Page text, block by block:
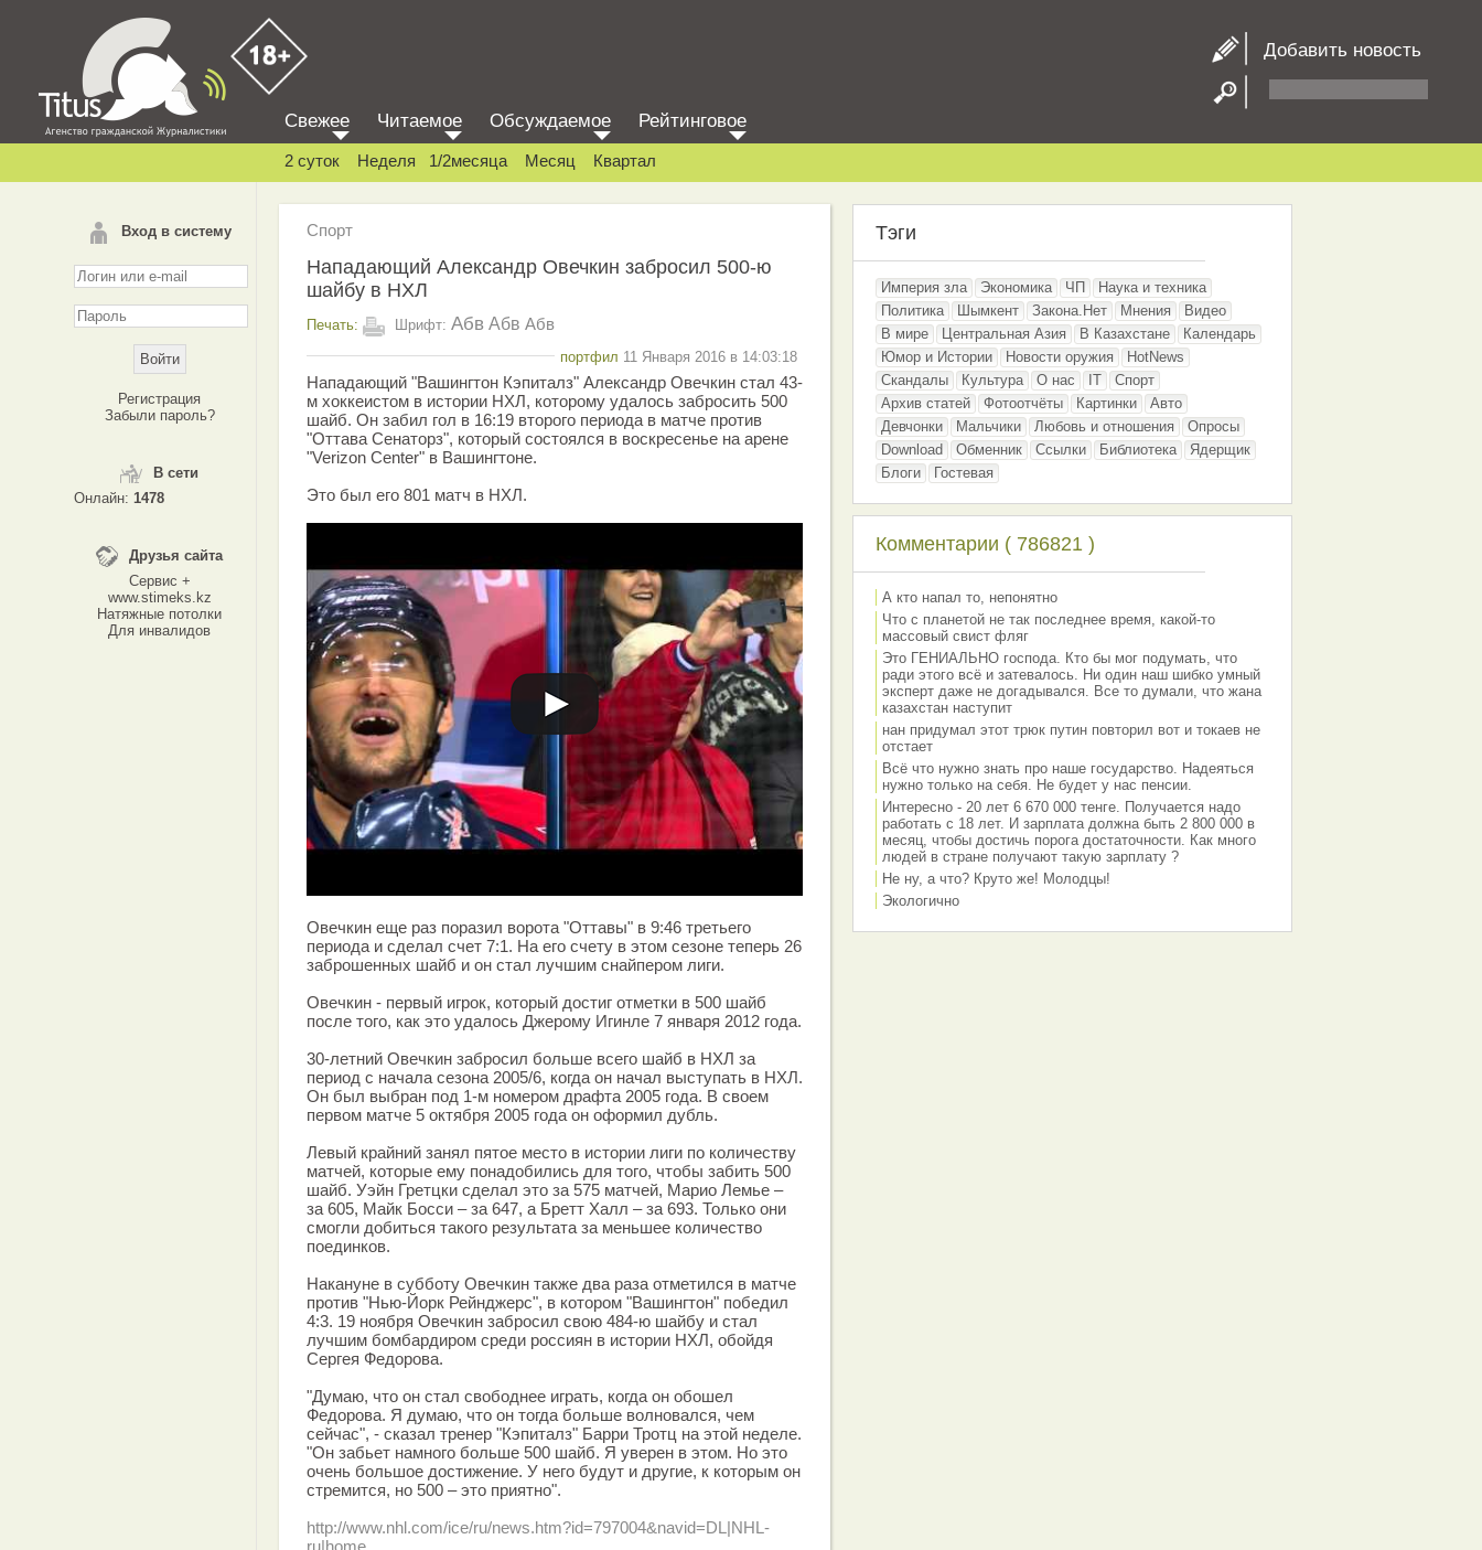
Добавить новость
Вход в систему
Регистрация
Забыли пароль?
В сети
Онлайн: 1478
Друзья сайта
Сервис +
www.stimeks.kz
Натяжные потолки
Для инвалидов
Свежее Читаемое Обсуждаемое Рейтинговое
2 суток Неделя 1/2месяца Месяц Квартал
Спорт
Нападающий Александр Овечкин забросил 500-ю
шайбу в НХЛ
Печать: Шрифт: Абв Абв Абв
портфил 11 Января 2016 в 14:03:18
Нападающий "Вашингтон Кэпиталз" Александр Овечкин стал 43-
м хоккеистом в истории НХЛ, которому удалось забросить 500
шайб. Он забил гол в 16:19 второго периода в матче против
"Оттава Сенаторз", который состоялся в воскресенье на арене
"Verizon Center" в Вашингтоне.
Это был его 801 матч в НХЛ.
Овечкин еще раз поразил ворота "Оттавы" в 9:46 третьего
периода и сделал счет 7:1. На его счету в этом сезоне теперь 26
заброшенных шайб и он стал лучшим снайпером лиги.
Овечкин - первый игрок, который достиг отметки в 500 шайб
после того, как это удалось Джерому Игинле 7 января 2012 года.
30-летний Овечкин забросил больше всего шайб в НХЛ за
период с начала сезона 2005/6, когда он начал выступать в НХЛ.
Он был выбран под 1-м номером драфта 2005 года. В своем
первом матче 5 октября 2005 года он оформил дубль.
Левый крайний занял пятое место в истории лиги по количеству
матчей, которые ему понадобились для того, чтобы забить 500
шайб. Уэйн Гретцки сделал это за 575 матчей, Марио Лемье –
за 605, Майк Босси – за 647, а Бретт Халл – за 693. Только они
смогли добиться такого результата за меньшее количество
поединков.
Накануне в субботу Овечкин также два раза отметился в матче
против "Нью-Йорк Рейнджерс", в котором "Вашингтон" победил
4:3. 19 ноября Овечкин забросил свою 484-ю шайбу и стал
лучшим бомбардиром среди россиян в истории НХЛ, обойдя
Сергея Федорова.
"Думаю, что он стал свободнее играть, когда он обошел
Федорова. Я думаю, что он тогда больше волновался, чем
сейчас", - сказал тренер "Кэпиталз" Барри Тротц на этой неделе.
"Он забьет намного больше 500 шайб. Я уверен в этом. Но это
очень большое достижение. У него будут и другие, к которым он
стремится, но 500 – это приятно".
http://www.nhl.com/ice/ru/news.htm?id=797004&navid=DL|NHL-
ru|home
Тэги
Империя зла Экономика ЧП
Наука и техника
Политика
Шымкент Закона.Нет Мнения
Видео
В мире
Центральная Азия В Казахстане
Календарь
Юмор и Истории
Новости оружия
HotNews
Скандалы
Культура О нас IT
Спорт
Архив статей
Фотоотчёты Картинки
Авто
Девчонки
Мальчики Любовь и отношения
Опросы
Download
Обменник Ссылки Библиотека
Ядерщик
Блоги
Гостевая
Комментарии ( 786821 )
А кто напал то, непонятно
Что с планетой не так последнее время, какой-то
массовый свист фляг
Это ГЕНИАЛЬНО господа. Кто бы мог подумать, что
ради этого всё и затевалось. Ни один наш шибко умный
эксперт даже не догадывался. Все то думали, что жана
казахстан наступит
нан придумал этот трюк путин повторил вот и токаев не
отстает
Всё что нужно знать про наше государство. Надеяться
нужно только на себя. Не будет у нас пенсии.
Интересно - 20 лет 6 670 000 тенге. Получается надо
работать с 18 лет. И зарплата должна быть 2 800 000 в
месяц, чтобы достичь порога достаточности. Как много
людей в стране получают такую зарплату ?
Не ну, а что? Круто же! Молодцы!
Экологично